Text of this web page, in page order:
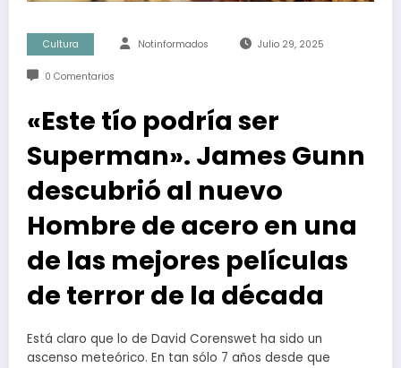
Cultura Notinformados Julio 29, 2025
0 Comentarios
«Este tío podría ser
Superman». James Gunn
descubrió al nuevo
Hombre de acero en una
de las mejores películas
de terror de la década
Está claro que lo de David Corenswet ha sido un
ascenso meteórico. En tan sólo 7 años desde que